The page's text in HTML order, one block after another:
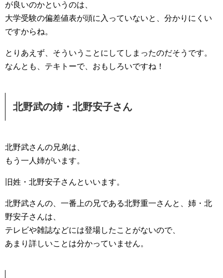
が良いのかというのは、
大学受験の偏差値表が頭に入っていないと、分かりにくい
ですからね。
とりあえず、そういうことにしてしまったのだそうです。
なんとも、テキトーで、おもしろいですね！
北野武の姉・北野安子さん
北野武さんの兄弟は、
もう一人姉がいます。
旧姓・北野安子さんといいます。
北野武さんの、一番上の兄である北野重一さんと、姉・北
野安子さんは、
テレビや雑誌などには登場したことがないので、
あまり詳しいことは分かっていません。